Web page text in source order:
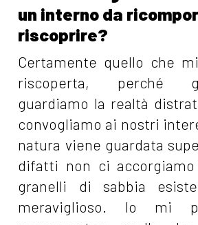
un interno da
riscoprire?
Certamente quello che
riscoperta, perché
guardiamo la realtà
convogliamo ai nostri
natura viene guardata
difatti non ci
granelli di sabbia
meraviglioso. Io mi